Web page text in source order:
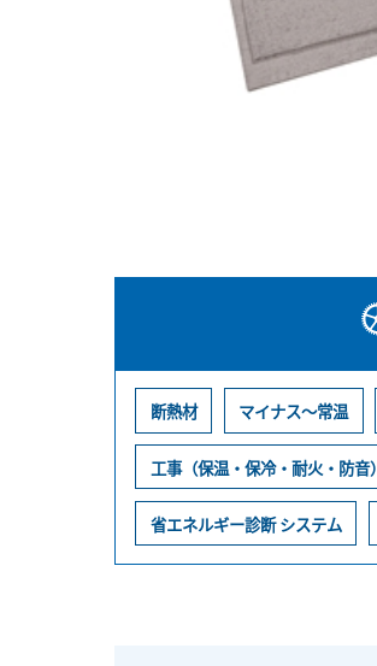
断熱材 マイナス～常温
工事（保温・保冷・耐火・防音）
省エネルギー診断 システム